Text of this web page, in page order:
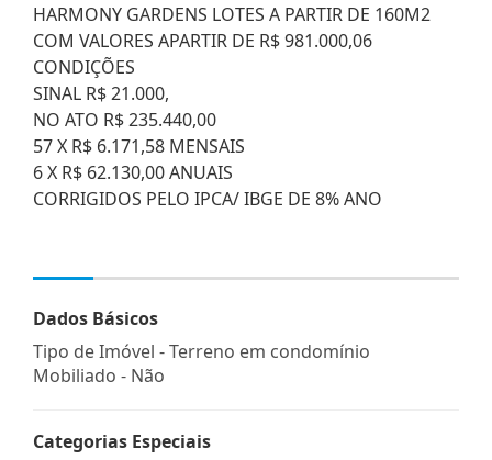
HARMONY GARDENS LOTES A PARTIR DE 160M2
COM VALORES APARTIR DE R$ 981.000,06
CONDIÇÕES
SINAL R$ 21.000,
NO ATO R$ 235.440,00
57 X R$ 6.171,58 MENSAIS
6 X R$ 62.130,00 ANUAIS
CORRIGIDOS PELO IPCA/ IBGE DE 8% ANO
Dados Básicos
Tipo de Imóvel - Terreno em condomínio
Mobiliado - Não
Categorias Especiais